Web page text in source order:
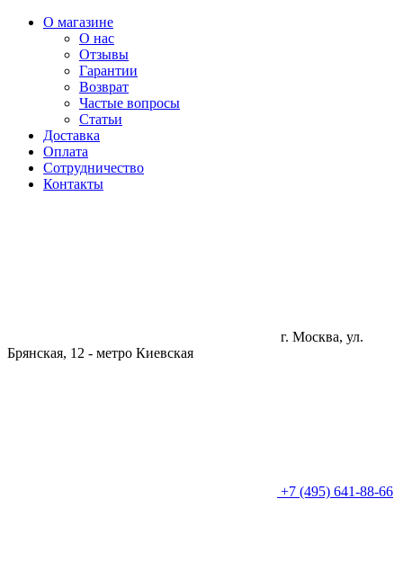
О магазине
О нас
Отзывы
Гарантии
Возврат
Частые вопросы
Статьи
Доставка
Оплата
Сотрудничество
Контакты
г. Москва, ул.
Брянская, 12 - метро Киевская
+7 (495) 641-88-66